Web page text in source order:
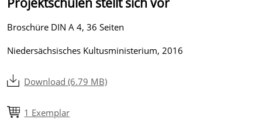
Broschüre DIN A 4, 36 Seiten
Niedersächsisches Kultusministerium, 2016
Download (6.79 MB)
1 Exemplar